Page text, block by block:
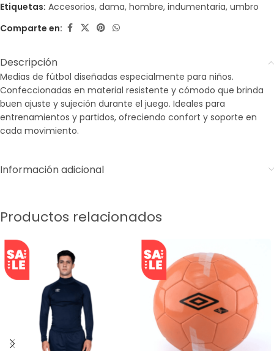
Etiquetas: Accesorios, dama, hombre, indumentaria, umbro
Comparte en:
Descripción
Medias de fútbol diseñadas especialmente para niños.
Confeccionadas en material resistente y cómodo que brinda
buen ajuste y sujeción durante el juego. Ideales para
entrenamientos y partidos, ofreciendo confort y soporte en
cada movimiento.
Información adicional
Productos relacionados